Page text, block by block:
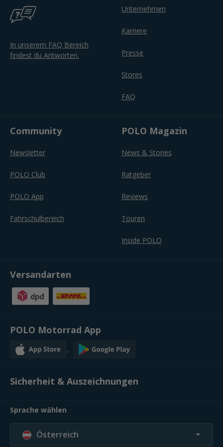
In unserem FAQ Bereich
findest du Antworten.
Unternehmen
Karriere
Presse
Stores
FAQ
Community
Newsletter
POLO Club
POLO App
Fahrschulbereich
POLO Magazin
News & Stories
Ratgeber
Reviews
Touren
Inside POLO
Versandarten
POLO Motorrad App
Sicherheit & Auszeichnungen
Sprache wählen
Österreich